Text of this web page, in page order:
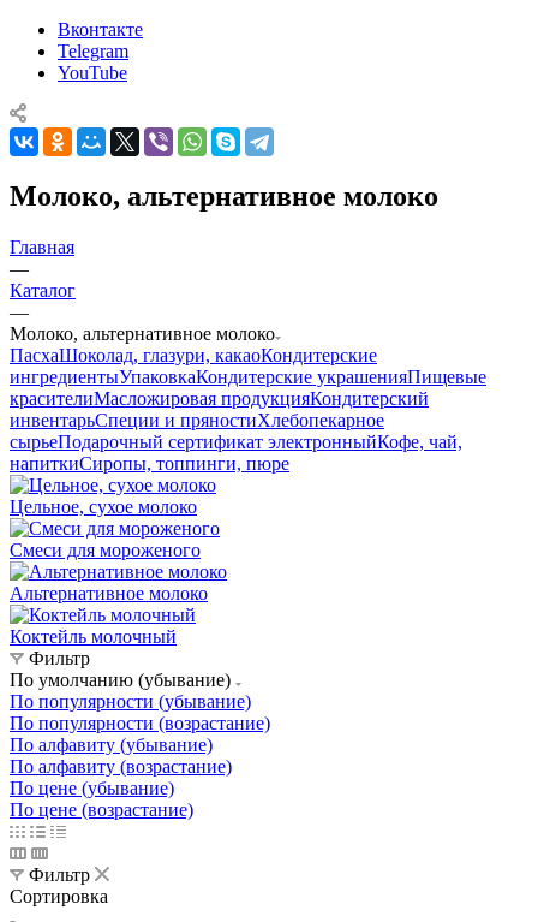
Вконтакте
Telegram
YouTube
Молоко, альтернативное молоко
Главная
—
Каталог
—
Молоко, альтернативное молоко
ПасхаШоколад, глазури, какаоКондитерские
ингредиентыУпаковкаКондитерские украшенияПищевые
красителиМасложировая продукцияКондитерский
инвентарьСпеции и пряностиХлебопекарное
сырьеПодарочный сертификат электронныйКофе, чай,
напиткиСиропы, топпинги, пюре
Цельное, сухое молоко
Смеси для мороженого
Альтернативное молоко
Коктейль молочный
Фильтр
По умолчанию (убывание)
По популярности (убывание)
По популярности (возрастание)
По алфавиту (убывание)
По алфавиту (возрастание)
По цене (убывание)
По цене (возрастание)
Фильтр
Сортировка